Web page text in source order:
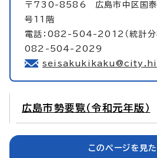
〒730-8586 広島市中区国泰
号11階
電話：082-504-2012（統計分
082-504-2029
広島市勢要覧（令和元年版）
このページを見